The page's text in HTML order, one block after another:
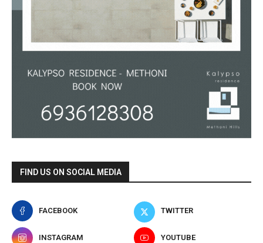
FIND US ON SOCIAL MEDIA
FACEBOOK TWITTER
INSTAGRAM YOUTUBE